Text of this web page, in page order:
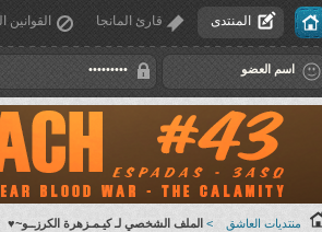
المنتدى قارئ المانجا القوانين
منتديات العاشق > الملف الشخصي لـ كيـمـزهرة الكرزــو~♥